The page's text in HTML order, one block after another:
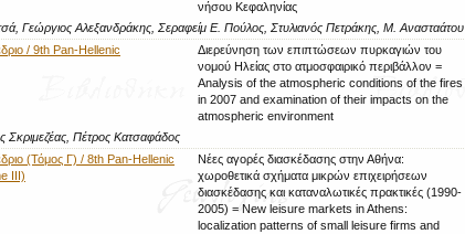
νήσου Κεφαληνίας
Γεώργιος Αλεξανδράκης, Σεραφείμ Ε. Πούλος, Στυλιανός Πετράκης, Μ. Ανασταάτου
/ 9th Pan-Hellenic
Διερεύνηση των επιπτώσεων πυρκαγιών του
νομού Ηλείας στο ατμοσφαιρικό περιβάλλον =
Analysis of the atmospheric conditions of the fires
in 2007 and examination of their impacts on the
atmospheric environment
Πέτρος Κατσαφάδος
(Τόμος Γ) / 8th Pan-Hellenic
III)
Νέες αγορές διασκέδασης στην Αθήνα:
χωροθετικά σχήματα μικρών επιχειρήσεων
διασκέδασης και καταναλωτικές πρακτικές (1990-
2005) = New leisure markets in Athens:
localization patterns of small leisure firms and